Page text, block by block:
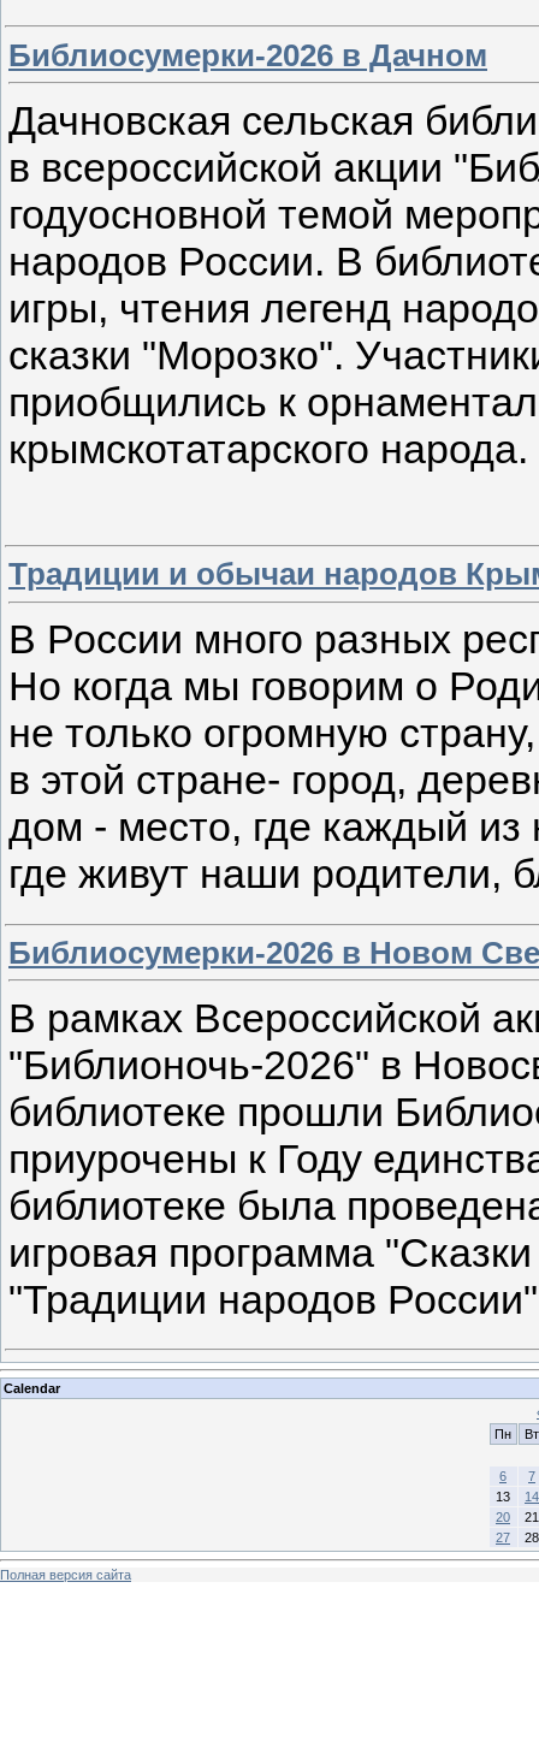
Библиосумерки-2026 в Дачном
Дачновская сельская
в всероссийской акции
годуосновной темой
народов России. В
игры, чтения легенд
сказки "Морозко".
приобщились к
крымскотатарского народа.
Традиции и обычаи народов
В России много разных
Но когда мы говорим о
не только огромную
в этой стране- город,
дом - место, где каждый из
где живут наши родители,
Библиосумерки-2026 в Новом
В рамках Всероссийской
"Библионочь-2026" в
библиотеке прошли
приурочены к Году
библиотеке была
игровая программа
"Традиции народов
Calendar
Пн
Вт
6
7
13
14
20
21
27
28
Полная версия сайта